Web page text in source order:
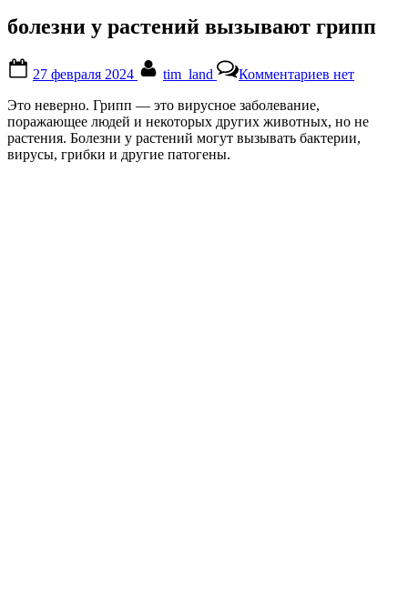
болезни у растений вызывают грипп
on
27 февраля 2024 tim_land Комментариевзаписи
растений
вызывают
нет
Это неверно. Грипп — это вирусное заболевание,
поражающее людей и некоторых других животных, но не
растения. Болезни у растений могут вызывать бактерии,
вирусы, грибки и другие патогены.